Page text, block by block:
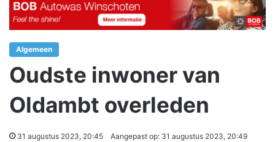
Algemeen
Oudste inwoner van
Oldambt overleden
31 augustus 2023, 20:45 Aangepast op: 31 augustus 2023, 20:49